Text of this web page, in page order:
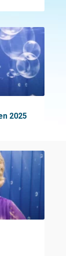
2025